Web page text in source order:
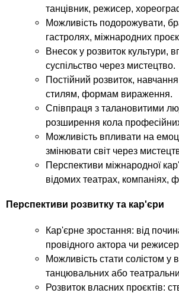
танцівник, режисер,
Можливість подорожувати,
гастролях, міжнародних
Внесок у розвиток культури,
суспільство через мистецтво.
Постійний розвиток,
стилям, формам вираження.
Співпраця з талановитими
розширення кола
Можливість впливати на
змінювати світ через
Перспективи міжнародної
відомих театрах, компаніях,
Перспективи розвитку та кар'єри
Кар'єрне зростання: від
провідного актора чи
Можливість стати солістом у
танцювальних або
Розвиток власних проєктів: